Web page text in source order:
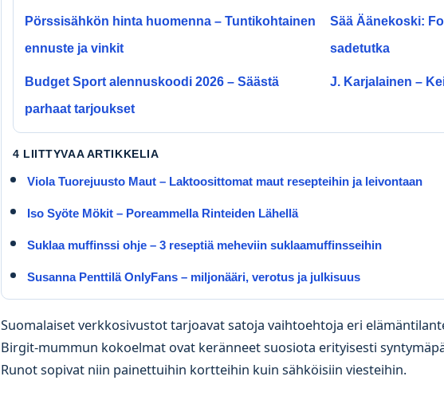
Pörssisähkön hinta huomenna – Tuntikohtainen
ennuste ja vinkit
Sää Äänekoski:
sadetutka
Budget Sport alennuskoodi 2026 – Säästä
parhaat tarjoukset
J. Karjalainen –
4 LIITTYVAA ARTIKKELIA
Viola Tuorejuusto Maut – Laktoosittomat maut resepteihin ja leivontaan
Iso Syöte Mökit – Poreammella Rinteiden Lähellä
Suklaa muffinssi ohje – 3 reseptiä meheviin suklaamuffinsseihin
Susanna Penttilä OnlyFans – miljonääri, verotus ja julkisuus
Suomalaiset verkkosivustot tarjoavat satoja vaihtoehtoja eri
Birgit-mummun kokoelmat ovat keränneet suosiota erityisesti
Runot sopivat niin painettuihin kortteihin kuin sähköisiin viesteihin.